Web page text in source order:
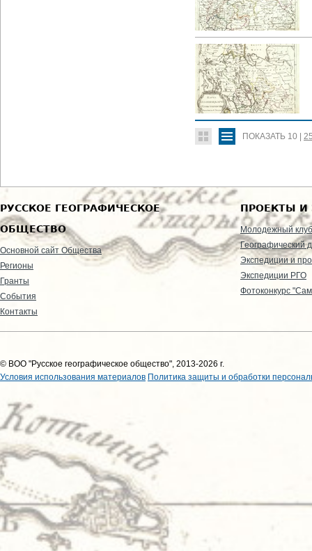
ПОКАЗАТЬ 10
РУССКОЕ ГЕОГРАФИЧЕСКОЕ
ОБЩЕСТВО
Основной сайт Общества
Регионы
Гранты
События
Контакты
ПРОЕКТЫ И
Молодежный клуб
Географический
Экспедиции и
Экспедиции РГО
Фотоконкурс
© ВОО "Русское географическое общество", 2013-2026 г.
Условия использования материалов Политика защиты и обработки